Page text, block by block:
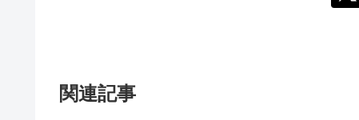
関連記事